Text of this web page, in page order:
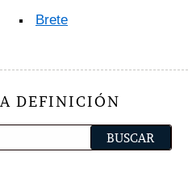
Brete
DEFINICIÓN